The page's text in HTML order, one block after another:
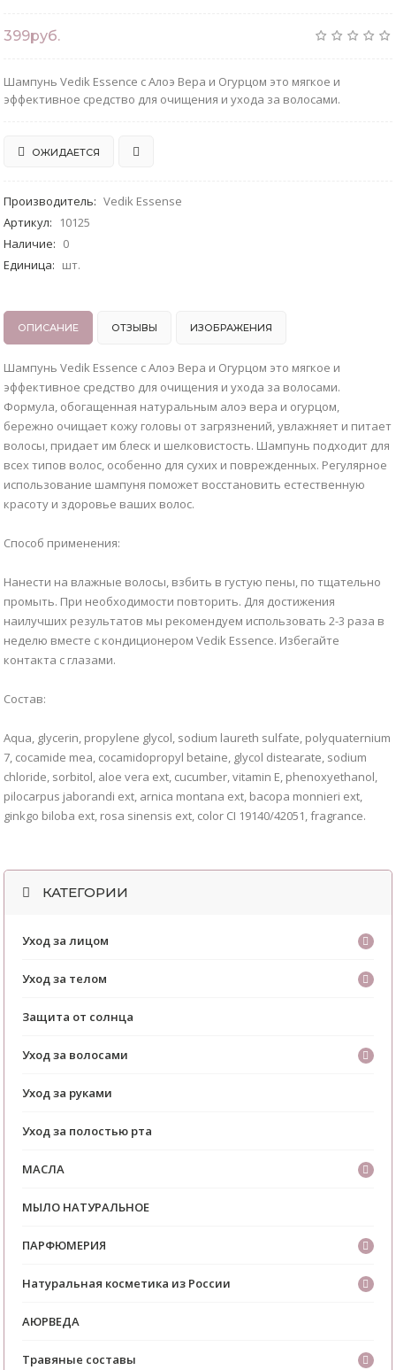
399руб.
Шампунь Vedik Essence с Алоэ Вера и Огурцом это мягкое и
эффективное средство для очищения и ухода за волосами.
ОЖИДАЕТСЯ
Производитель: Vedik Essense
Артикул:
10125
Наличие: 0
Единица: шт.
ОПИСАНИЕ ОТЗЫВЫ ИЗОБРАЖЕНИЯ
Шампунь Vedik Essence с Алоэ Вера и Огурцом это мягкое и
эффективное средство для очищения и ухода за волосами.
Формула, обогащенная натуральным алоэ вера и огурцом,
бережно очищает кожу головы от загрязнений, увлажняет и питает
волосы, придает им блеск и шелковистость. Шампунь подходит для
всех типов волос, особенно для сухих и поврежденных. Регулярное
использование шампуня поможет восстановить естественную
красоту и здоровье ваших волос.
Способ применения:
Нанести на влажные волосы, взбить в густую пены, по тщательно
промыть. При необходимости повторить. Для достижения
наилучших результатов мы рекомендуем использовать 2-3 раза в
неделю вместе с кондиционером Vedik Essence. Избегайте
контакта с глазами.
Состав:
Aqua, glycerin, propylene glycol, sodium laureth sulfate, polyquaternium
7, cocamide mea, cocamidopropyl betaine, glycol distearate, sodium
chloride, sorbitol, aloe vera ext, cucumber, vitamin E, phenoxyethanol,
pilocarpus jaborandi ext, arnica montana ext, bacopa monnieri ext,
ginkgo biloba ext, rosa sinensis ext, color CI 19140/42051, fragrance.
КАТЕГОРИИ
Уход за лицом
Уход за телом
Защита от солнца
Уход за волосами
Уход за руками
Уход за полостью рта
МАСЛА
МЫЛО НАТУРАЛЬНОЕ
ПАРФЮМЕРИЯ
Натуральная косметика из России
АЮРВЕДА
Травяные составы